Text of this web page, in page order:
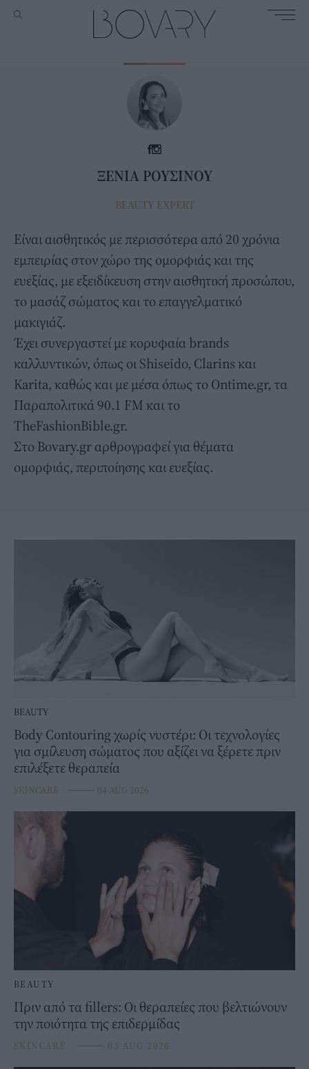
ΞΕΝΙΑ ΡΟΥΣΙΝΟΥ
BEAUTY EXPERT
Είναι αισθητικός με περισσότερα από 20 χρόνια
εμπειρίας στον χώρο της ομορφιάς και της
ευεξίας, με εξειδίκευση στην αισθητική προσώπου,
το μασάζ σώματος και το επαγγελματικό
μακιγιάζ.
Έχει συνεργαστεί με κορυφαία brands
καλλυντικών, όπως οι Shiseido, Clarins και
Karita, καθώς και με μέσα όπως το Ontime.gr, τα
Παραπολιτικά 90.1 FM και το
TheFashionBible.gr.
Στο Bovary.gr αρθρογραφεί για θέματα
ομορφιάς, περιποίησης και ευεξίας.
BEAUTY
Body Contouring χωρίς νυστέρι: Οι τεχνολογίες
για σμίλευση σώματος που αξίζει να ξέρετε πριν
επιλέξετε θεραπεία
SKINCARE ⸻ 04 AUG 2026
BEAUTY
Πριν από τα fillers: Οι θεραπείες που βελτιώνουν
την ποιότητα της επιδερμίδας
SKINCARE ⸻ 03 AUG 2026